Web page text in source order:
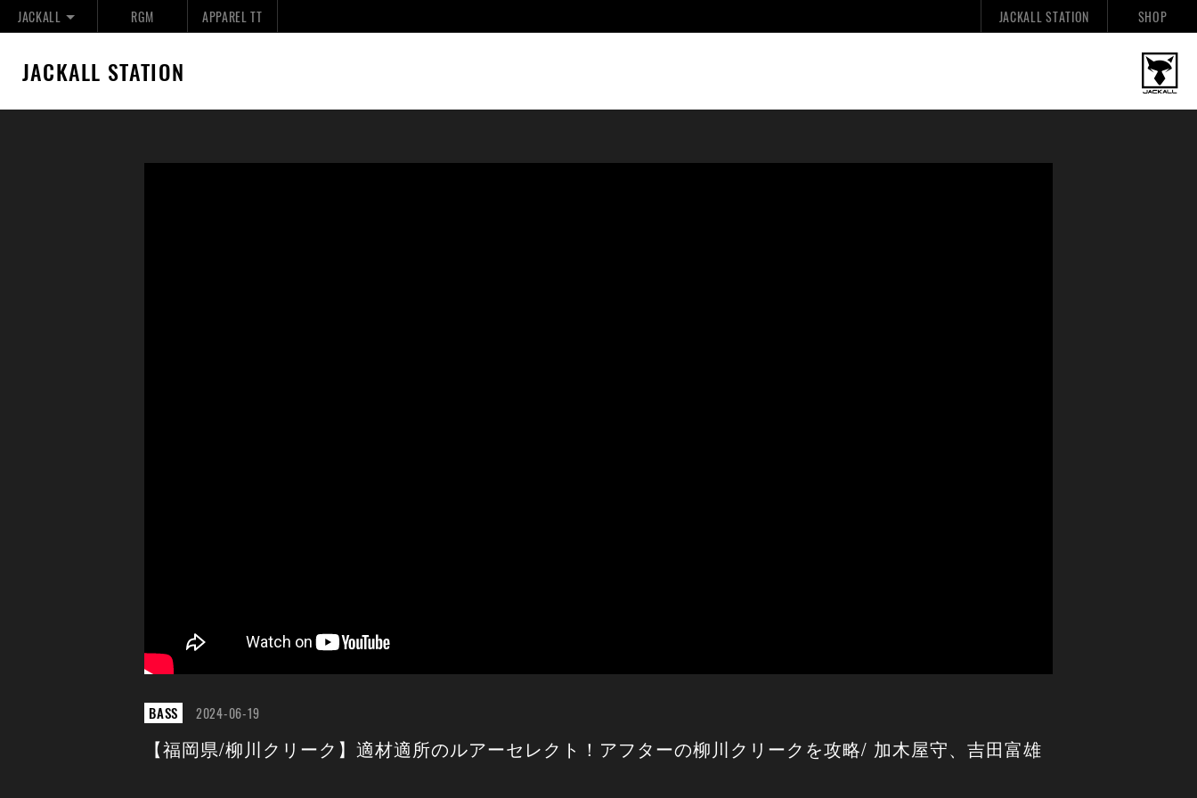
JACKALL RGM APPAREL TT JACKALL STATION SHOP
JACKALL STATION
BASS 2024-06-19
【福岡県/柳川クリーク】適材適所のルアーセレクト！アフターの柳川クリークを攻略/ 加木屋守、吉田富雄